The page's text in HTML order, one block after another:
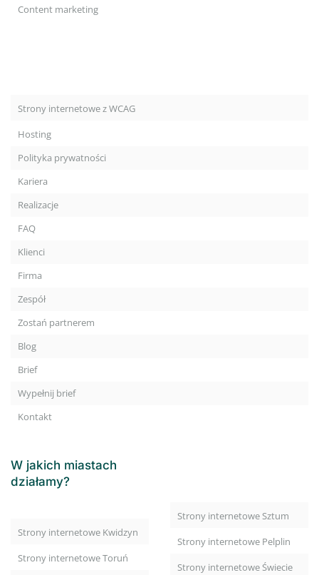
Content marketing
Strony internetowe z WCAG
Hosting
Polityka prywatności
Kariera
Realizacje
FAQ
Klienci
Firma
Zespół
Zostań partnerem
Blog
Brief
Wypełnij brief
Kontakt
W jakich miastach
działamy?
Strony internetowe Kwidzyn
Strony internetowe Toruń
Strony internetowe Sztum
Strony internetowe Pelplin
Strony internetowe Świecie